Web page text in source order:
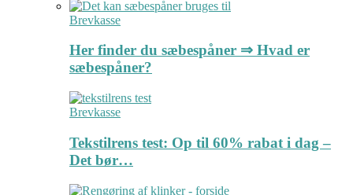
Brevkasse
Her finder du sæbespåner ⇒ Hvad er
sæbespåner?
Brevkasse
Tekstilrens test: Op til 60% rabat i dag –
Det bør…